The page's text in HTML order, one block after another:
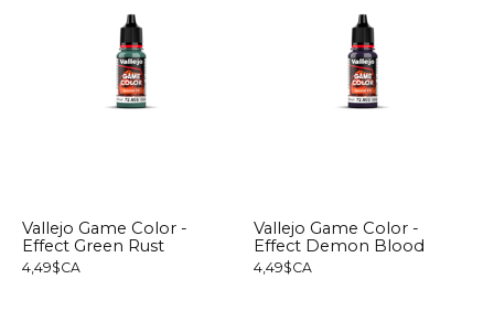
Vallejo Game Color -
Effect Green Rust
4,49$CA
Vallejo Game Color -
Effect Demon Blood
4,49$CA